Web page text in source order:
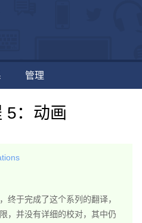
管理
5：动画
终于完成了这个系列的翻译，
，并没有详细的校对，其中仍